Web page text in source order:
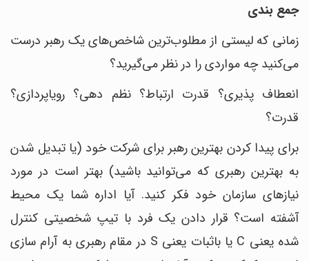
جمع بندی
زمانی که لیستی از مطلوب‌ترین شاخص‌های یک رهبر درست
می‌کنید چه مواردی را در نظر می‌گیرید؟
انعطاف پذیری؟ قدرت ارتباط؟ نظم دهی؟ رویاپردازی؟
قدرت؟
برای پیدا کردن بهترین رهبر برای شرکت خود (یا تبدیل شدن
به بهترین رهبری که می‌توانید باشید) بهتر است در مورد
نیازهای سازمان خود فکر کنید. آیا اداره شما یک محیط
آشفته است؟ قرار دادن یک فرد با تیپ شخصیتی کنترل
شده یعنی C یا باثبات یعنی S در مقام رهبری به آرام سازی